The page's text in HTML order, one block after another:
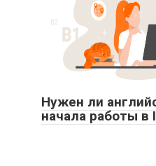
Нужен ли
начала работы в